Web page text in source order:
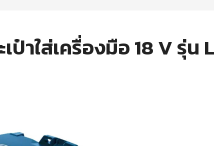
เป๋าใส่เครื่องมือ 18 V รุ่น